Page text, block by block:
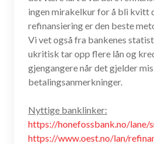
ingen mirakelkur for å bli kvitt
refinansiering er den beste
Vi vet også fra bankenes
ukritisk tar opp flere lån og
gjengangere når det gjelder
betalingsanmerkninger.
Nyttige banklinker:
https://honefossbank.no/lane/
https://www.oest.no/lan/